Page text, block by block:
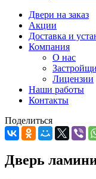
Двери на заказ
Акции
Доставка и
Компания
О нас
Лицензии
Наши работы
Контакты
Поделиться
Дверь